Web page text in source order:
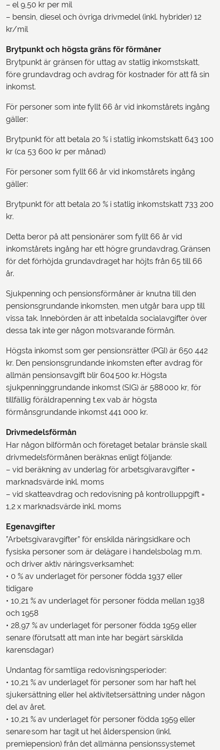
– el 9,50 kr per mil
– bensin, diesel och övriga drivmedel (inkl. hybrider) 12
kr/mil
Brytpunkt och högsta gräns för förmåner
Brytpunkt är gränsen för uttag av statlig inkomstskatt,
före grundavdrag och avdrag för kostnader för att få sin
inkomst.
För personer som inte fyllt 66 år vid inkomstårets ingång
gäller:
Brytpunkt för att betala 20 % i statlig inkomstskatt 643 100
kr (ca 53 600 kr per månad)
För personer som fyllt 66 år vid inkomstårets ingång
gäller:
Brytpunkt för att betala 20 % i statlig inkomstskatt 733 200
kr.
Detta beror på att pensionärer som fyllt 66 år vid
inkomstårets ingång har ett högre grundavdrag. Gränsen
för det förhöjda grundavdraget har höjts från 65 till 66
år.
Sjukpenning och pensionsförmåner är knutna till den
pensionsgrundande inkomsten, men utgår bara upp till
vissa tak. Innebörden är att inbetalda socialavgifter över
dessa tak inte ger någon motsvarande förmån.
Högsta inkomst som ger pensionsrätter (PGI) är 650 442
kr. Den pensionsgrundande inkomsten efter avdrag för
allmän pensionsavgift blir 604 500 kr. Högsta
sjukpenninggrundande inkomst (SIG) är 588 000 kr, för
tillfällig föräldrapenning t.ex vab är högsta
förmånsgrundande inkomst 441 000 kr.
Drivmedelsförmån
Har någon bilförmån och företaget betalar bränsle skall
drivmedelsförmånen beräknas enligt följande:
– vid beräkning av underlag för arbetsgivaravgifter =
marknadsvärde inkl. moms
– vid skatteavdrag och redovisning på kontrolluppgift =
1,2 x marknadsvärde inkl. moms
Egenavgifter
”Arbetsgivaravgifter” för enskilda näringsidkare och
fysiska personer som är delägare i handelsbolag m.m.
och driver aktiv näringsverksamhet:
• 0 % av underlaget för personer födda 1937 eller
tidigare
• 10,21 % av underlaget för personer födda mellan 1938
och 1958
• 28,97 % av underlaget för personer födda 1959 eller
senare (förutsatt att man inte har begärt särskilda
karensdagar)
Undantag för samtliga redovisningsperioder:
• 10,21 % av underlaget för personer som har haft hel
sjukersättning eller hel aktivitetsersättning under någon
del av året.
• 10,21 % av underlaget för personer födda 1959 eller
senare som har tagit ut hel ålderspension (inkl.
premiepension) från det allmänna pensionssystemet